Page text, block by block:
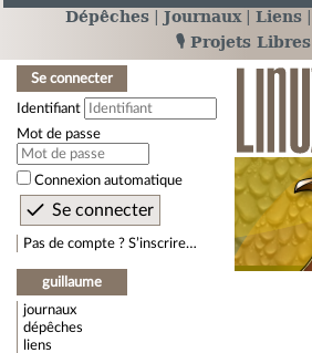
Dépêches Journaux Liens
🎙️ Projets Libres
Se connecter
Identifiant
Mot de passe
Connexion automatique
Pas de compte ? S’inscrire…
guillaume
journaux
dépêches
liens